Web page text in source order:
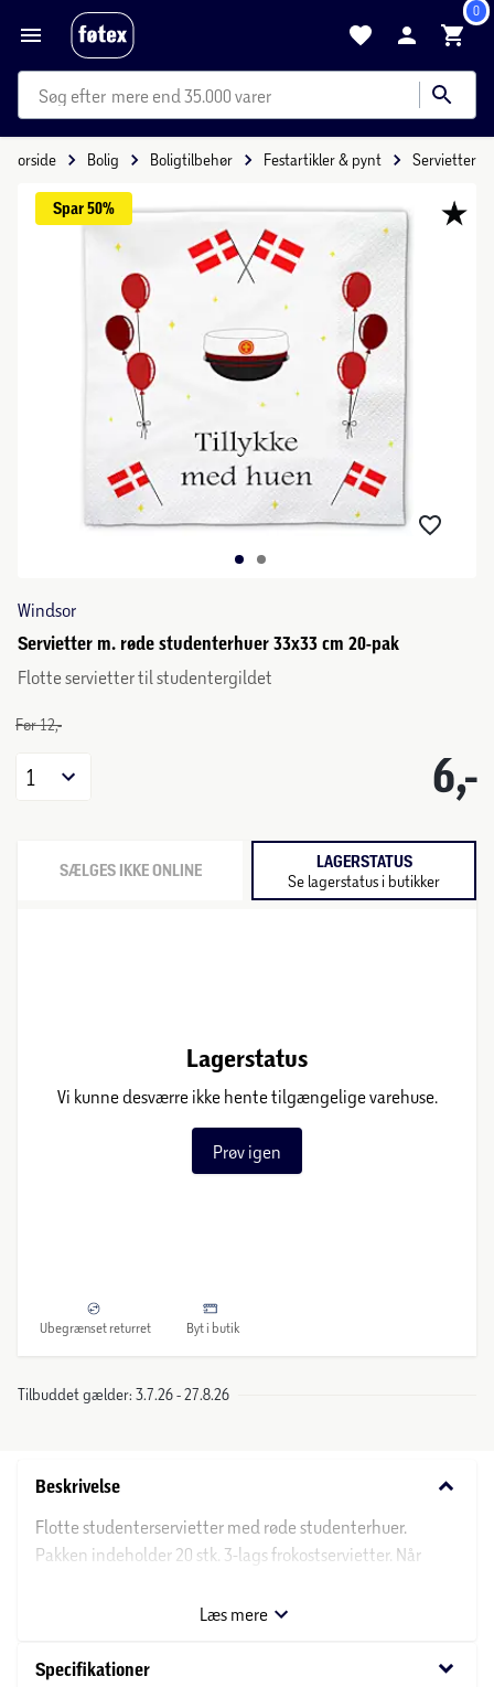
0
mere end 35.000 varer
Forside Bolig Boligtilbehør Festartikler & pynt Servietter
Spar 50%
Windsor
Servietter m. røde studenterhuer 33x33 cm 20-pak
Flotte servietter til studentergildet
Før 12,-
6,-
1
SÆLGES IKKE ONLINE LAGERSTATUS
Se lagerstatus i butikker
Lagerstatus
Vi kunne desværre ikke hente tilgængelige varehuse.
Prøv igen
Ubegrænset returret Byt i butik
Tilbuddet gælder: 3.7.26 - 27.8.26
Beskrivelse keyboard_arrow_down
Flotte studenterservietter med røde studenterhuer.
Pakken indeholder 20 stk. 3-lags frokostservietter. Når
Læs mere
Specifikationer keyboard_arrow_down